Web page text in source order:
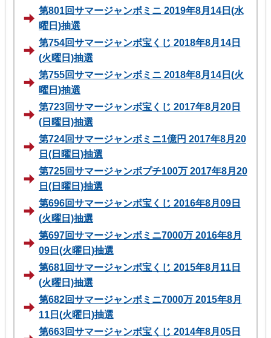
第801回サマージャンボミニ 2019年8月14日(水
曜日)抽選
第754回サマージャンボ宝くじ 2018年8月14日
(火曜日)抽選
第755回サマージャンボミニ 2018年8月14日(火
曜日)抽選
第723回サマージャンボ宝くじ 2017年8月20日
(日曜日)抽選
第724回サマージャンボミニ1億円 2017年8月20
日(日曜日)抽選
第725回サマージャンボプチ100万 2017年8月20
日(日曜日)抽選
第696回サマージャンボ宝くじ 2016年8月09日
(火曜日)抽選
第697回サマージャンボミニ7000万 2016年8月
09日(火曜日)抽選
第681回サマージャンボ宝くじ 2015年8月11日
(火曜日)抽選
第682回サマージャンボミニ7000万 2015年8月
11日(火曜日)抽選
第663回サマージャンボ宝くじ 2014年8月05日